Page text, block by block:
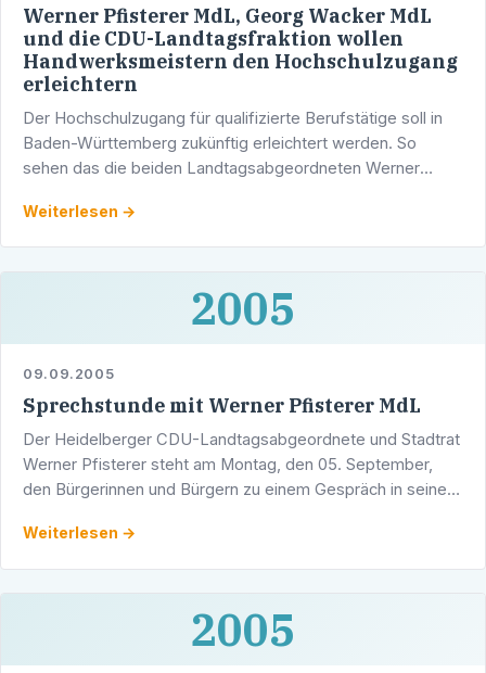
Werner Pfisterer MdL, Georg Wacker MdL
und die CDU-Landtagsfraktion wollen
Handwerksmeistern den Hochschulzugang
erleichtern
Der Hochschulzugang für qualifizierte Berufstätige soll in
Baden-Württemberg zukünftig erleichtert werden. So
sehen das die beiden Landtagsabgeordneten Werner
Weiterlesen →
2005
09.09.2005
Sprechstunde mit Werner Pfisterer MdL
Der Heidelberger CDU-Landtagsabgeordnete und Stadtrat
Werner Pfisterer steht am Montag, den 05. September,
den Bürgerinnen und Bürgern zu einem Gespräch in seiner
Weiterlesen →
2005